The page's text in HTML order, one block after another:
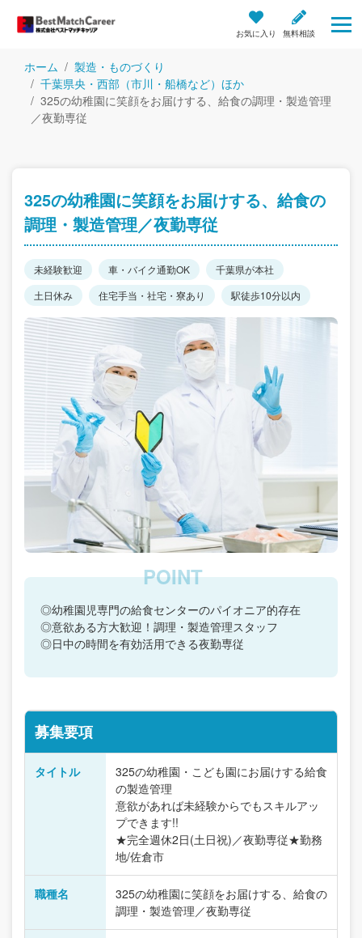
お気に入り 無料相談
ホーム
製造・ものづくり
千葉県央・西部（市川・船橋など）ほか
325の幼稚園に笑顔をお届けする、給食の調理・製造管理
／夜勤専従
325の幼稚園に笑顔をお届けする、給食の
調理・製造管理／夜勤専従
未経験歓迎 車・バイク通勤OK
千葉県が本社
土日休み
住宅手当・社宅・寮あり 駅徒歩10分以内
◎幼稚園児専門の給食センターのパイオニア的存在
◎意欲ある方大歓迎！調理・製造管理スタッフ
◎日中の時間を有効活用できる夜勤専従
募集要項
タイトル
325の幼稚園・こども園にお届けする給食
の製造管理
意欲があれば未経験からでもスキルアッ
プできます!!
★完全週休2日(土日祝)／夜勤専従★勤務
地/佐倉市
職種名
325の幼稚園に笑顔をお届けする、給食の
調理・製造管理／夜勤専従